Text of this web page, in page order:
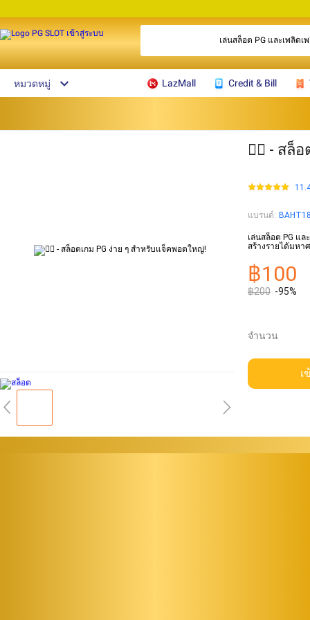
เล่นสล็อต PG และเพลิด
หมวดหมู่ LazMall Credit & Bill
🧜‍♀️ - สล็
แบรนด์:
เล่นสล็อต PG แ
สร้างรายได้มหา
฿100
฿200 -95%
จำนวน
เ